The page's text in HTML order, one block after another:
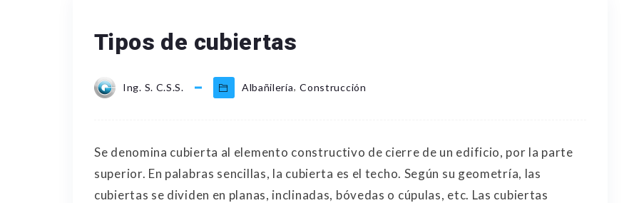
Tipos de cubiertas
Ing. S. C.S.S. Albañilería, Construcción
Se denomina cubierta al elemento constructivo de cierre de un edificio, por la parte
superior. En palabras sencillas, la cubierta es el techo. Según su geometría, las
cubiertas se dividen en planas, inclinadas, bóvedas o cúpulas, etc. Las cubiertas